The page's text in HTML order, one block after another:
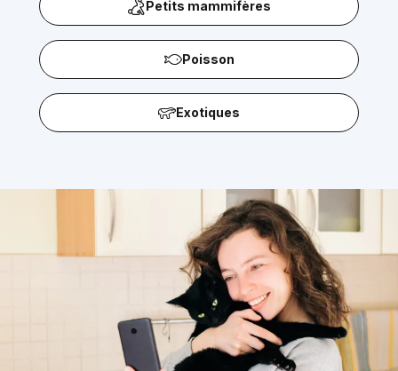
Petits mammifères
Poisson
Exotiques